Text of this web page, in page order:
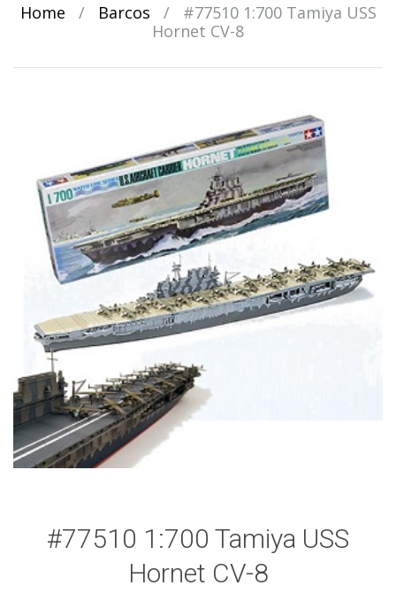
Home / Barcos /
#77510 1:700 Tamiya USS
Hornet CV-8
#77510 1:700 Tamiya USS
Hornet CV-8